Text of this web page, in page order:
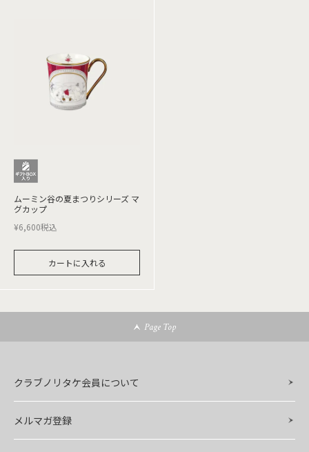
ムーミン谷の夏まつりシリーズ マ
グカップ
¥6,600税込
カートに入れる
Page Top
クラブノリタケ会員について
メルマガ登録